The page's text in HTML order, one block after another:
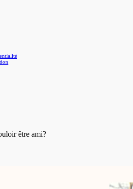
être ami?